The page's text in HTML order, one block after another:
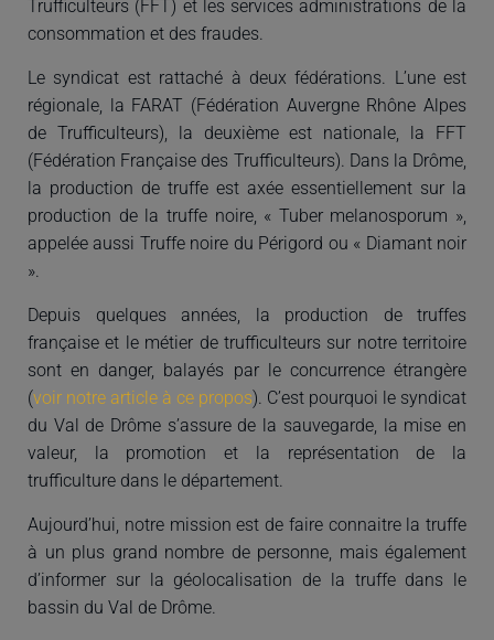
Trufficulteurs (FFT) et les services administrations de la
consommation et des fraudes.
Le syndicat est rattaché à deux fédérations. L’une est
régionale, la FARAT (Fédération Auvergne Rhône Alpes
de Trufficulteurs), la deuxième est nationale, la FFT
(Fédération Française des Trufficulteurs). Dans la Drôme,
la production de truffe est axée essentiellement sur la
production de la truffe noire, « Tuber melanosporum »,
appelée aussi Truffe noire du Périgord ou « Diamant noir
».
Depuis quelques années, la production de truffes
française et le métier de trufficulteurs sur notre territoire
sont en danger, balayés par le concurrence étrangère
(voir notre article à ce propos). C’est pourquoi le syndicat
du Val de Drôme s’assure de la sauvegarde, la mise en
valeur, la promotion et la représentation de la
trufficulture dans le département.
Aujourd’hui, notre mission est de faire connaitre la truffe
à un plus grand nombre de personne, mais également
d’informer sur la géolocalisation de la truffe dans le
bassin du Val de Drôme.